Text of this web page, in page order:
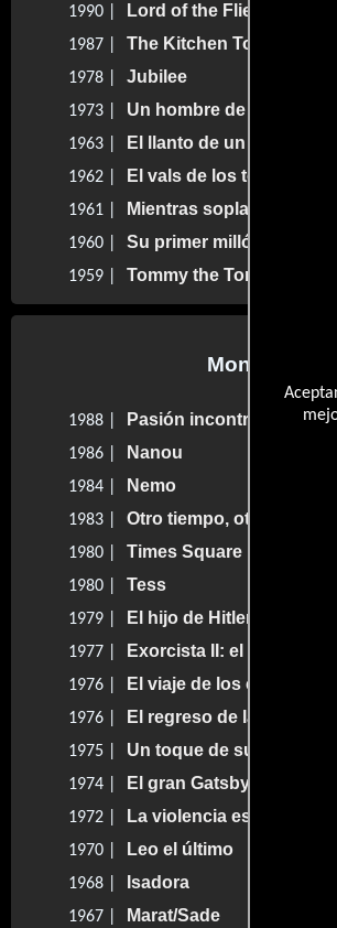
1990 | Lord of the Flies
1987 | The Kitchen Toto
1978 | Jubilee
1973 | Un hombre de suerte
1963 | El llanto de un ídolo
1962 | El vals de los toreadores
1961 | Mientras sopla el viento
1960 | Su primer millón
1959 | Tommy the Toreador
Montaje
1988 | Pasión incontrolable
1986 | Nanou
1984 | Nemo
1983 | Otro tiempo, otro lugar
1980 | Times Square
1980 | Tess
1979 | El hijo de Hitler
1977 | Exorcista II: el hereje
1976 | El viaje de los
1976 | El regreso de la pantera
1975 | Un toque de suerte
1974 | El gran Gatsby
1972 | La violencia está en
1970 | Leo el último
1968 | Isadora
1967 | Marat/Sade